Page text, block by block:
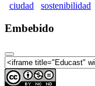
El
ciudad sostenibilidad
Embebido